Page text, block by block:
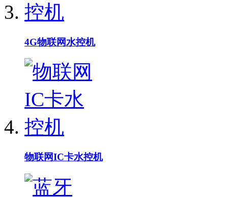
4G物联网水控机
物联网IC卡水控机